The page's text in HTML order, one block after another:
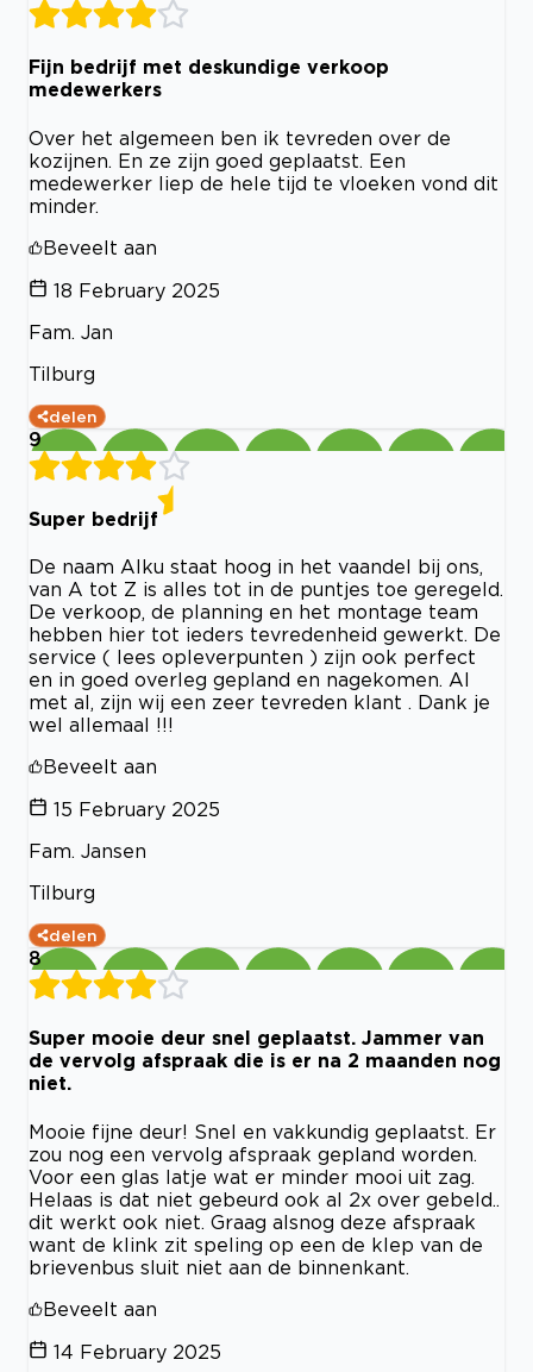
Fijn bedrijf met deskundige verkoop
medewerkers
Over het algemeen ben ik tevreden over de
kozijnen. En ze zijn goed geplaatst. Een
medewerker liep de hele tijd te vloeken vond dit
minder.
Beveelt aan
18 February 2025
Fam. Jan
Tilburg
delen
9
Super bedrijf
De naam Alku staat hoog in het vaandel bij ons,
van A tot Z is alles tot in de puntjes toe geregeld.
De verkoop, de planning en het montage team
hebben hier tot ieders tevredenheid gewerkt. De
service ( lees opleverpunten ) zijn ook perfect
en in goed overleg gepland en nagekomen. Al
met al, zijn wij een zeer tevreden klant . Dank je
wel allemaal !!!
Beveelt aan
15 February 2025
Fam. Jansen
Tilburg
delen
8
Super mooie deur snel geplaatst. Jammer van
de vervolg afspraak die is er na 2 maanden nog
niet.
Mooie fijne deur! Snel en vakkundig geplaatst. Er
zou nog een vervolg afspraak gepland worden.
Voor een glas latje wat er minder mooi uit zag.
Helaas is dat niet gebeurd ook al 2x over gebeld..
dit werkt ook niet. Graag alsnog deze afspraak
want de klink zit speling op een de klep van de
brievenbus sluit niet aan de binnenkant.
Beveelt aan
14 February 2025